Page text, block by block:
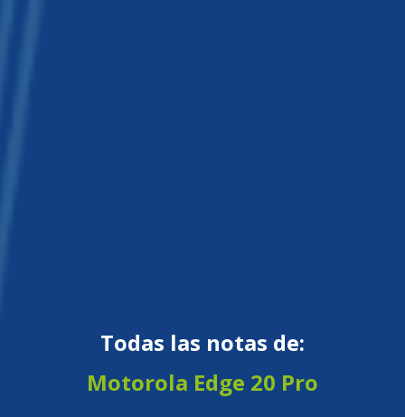
Todas las notas de:
Motorola Edge 20 Pro